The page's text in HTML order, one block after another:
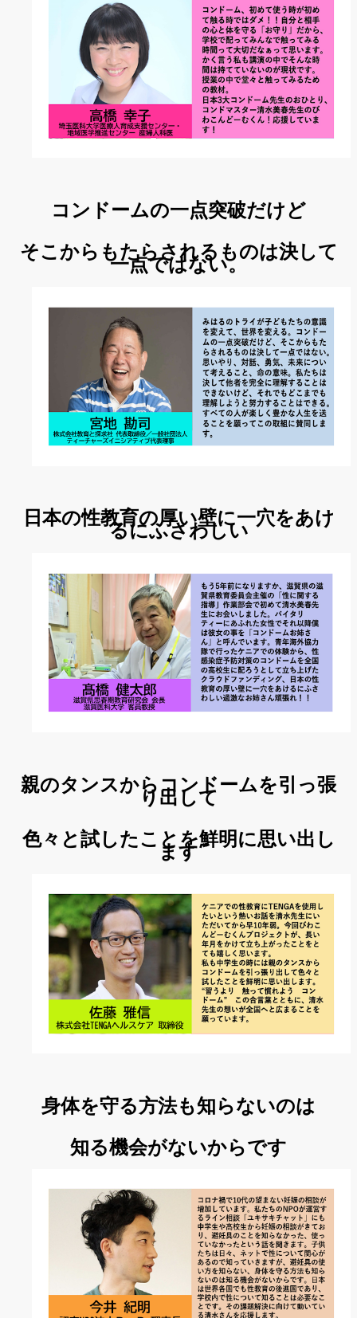
コンドームの一点突破だけど
そこからもたらされるものは決して
一点ではない。
日本の性教育の厚い壁に一穴をあけ
るにふさわしい
親のタンスからコンドームを引っ張
り出して
色々と試したことを鮮明に思い出し
ます
身体を守る方法も知らないのは
知る機会がないからです